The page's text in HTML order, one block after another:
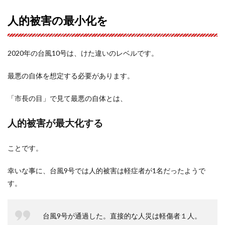
人的被害の最小化を
2020年の台風10号は、けた違いのレベルです。
最悪の自体を想定する必要があります。
「市長の目」で見て最悪の自体とは、
人的被害が最大化する
ことです。
幸いな事に、台風9号では人的被害は軽症者が1名だったようで
す。
台風9号が通過した。直接的な人災は軽傷者１人。